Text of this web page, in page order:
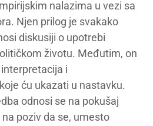
nalazima u vezi sa
Njen prilog je svakako
diskusiji o upotrebi
životu. Međutim, on
i
ću ukazati u nastavku.
odnosi se na pokušaj
poziv da se, umesto